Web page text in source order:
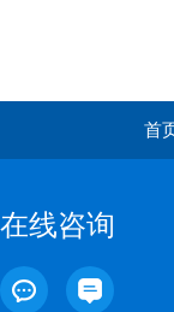
首
在线咨询